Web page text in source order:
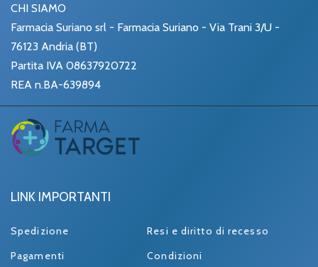
CHI SIAMO
Farmacia Suriano srl - Farmacia Suriano - Via Trani 3/U -
76123 Andria (BT)
Partita IVA 08637920722
REA n.BA-639894
LINK IMPORTANTI
Spedizione
Resi e diritto di recesso
Pagamenti
Condizioni